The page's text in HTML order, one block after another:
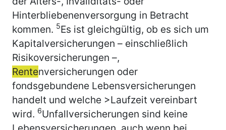
Hinterbliebenenversorgung in Betracht
kommen. 5Es ist gleichgültig, ob es sich um
Kapitalversicherungen – einschließlich
Risikoversicherungen –,
Rentenversicherungen oder
fondsgebundene Lebensversicherungen
handelt und welche >Laufzeit vereinbart
wird. 6Unfallversicherungen sind keine